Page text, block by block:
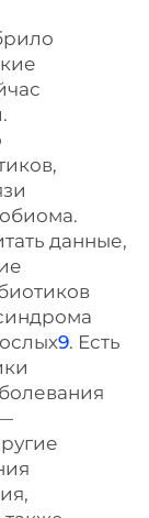
данные,
9. Есть